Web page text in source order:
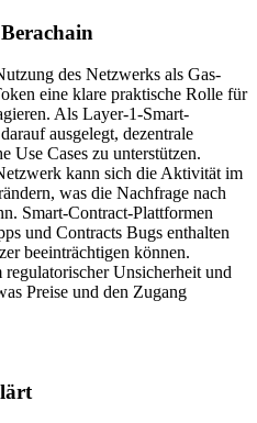
des Netzwerks als Gas-
eine klare praktische Rolle für
Als Layer-1-Smart-
ausgelegt, dezentrale
Use Cases zu unterstützen.
kann sich die Aktivität im
was die Nachfrage nach
Smart-Contract-Plattformen
und Contracts Bugs enthalten
beeinträchtigen können.
Unsicherheit und
Preise und den Zugang